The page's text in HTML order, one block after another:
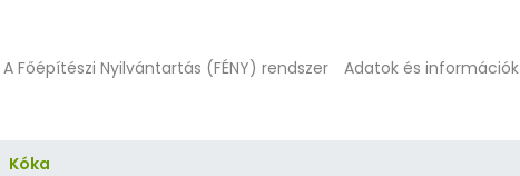
A Főépítészi Nyilvántartás (FÉNY) rendszer Adatok és információk
Kóka